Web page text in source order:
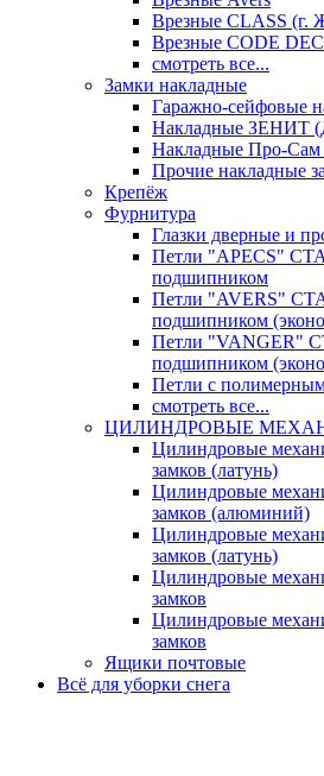
Врезные CLASS (г.
Врезные CODE
смотреть все...
Замки накладные
Гаражно-сейфовые
Накладные ЗЕНИТ
Накладные Про-Сам
Прочие накладные
Крепёж
Фурнитура
Глазки дверные и
Петли "APECS"
подшипником
Петли "AVERS"
подшипником
Петли "VANGER"
подшипником
Петли с
смотреть все...
ЦИЛИНДРОВЫЕ
Цилиндровые
замков (латунь)
Цилиндровые
замков (алюминий)
Цилиндровые
замков (латунь)
Цилиндровые
замков
Цилиндровые
замков
Ящики почтовые
Всё для уборки снега